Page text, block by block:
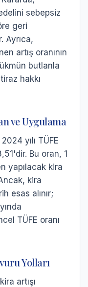
sebepsiz
geri
Ayrıca,
artış oranının
butlanla
hakkı
ve Uygulama
yılı TÜFE
Bu oran, 1
yapılacak kira
kira
esas alınır;
TÜFE oranı
Yolları
artışı